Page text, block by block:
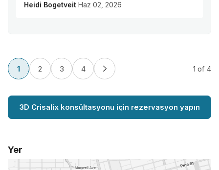
Heidi Bogetveit Haz 02, 2026
1 2 3 4 1 of 4
3D Crisalix konsültasyonu için rezervasyon yapın
Yer